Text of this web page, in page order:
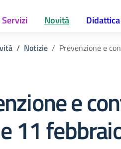
Servizi Novità Didattica
Notizie Prevenzione e
e
11